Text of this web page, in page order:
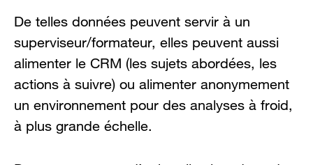
De telles données peuvent servir à un
superviseur/formateur, elles peuvent aussi
alimenter le CRM (les sujets abordées, les
actions à suivre) ou alimenter anonymement
un environnement pour des analyses à froid,
à plus grande échelle.